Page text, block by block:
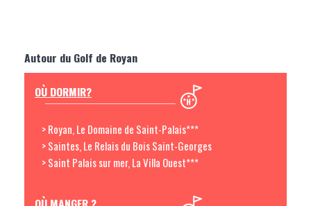
Autour du Golf de Royan
OÙ DORMIR?
> Royan, Le Domaine de Saint-Palais***
> Saintes, Le Relais du Bois Saint-Georges
> Saint Palais sur mer, La Villa Ouest***